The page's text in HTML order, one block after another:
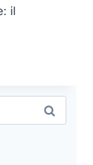
il